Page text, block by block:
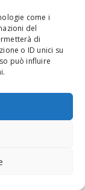
come i
del
di
o ID unici su
può influire
da